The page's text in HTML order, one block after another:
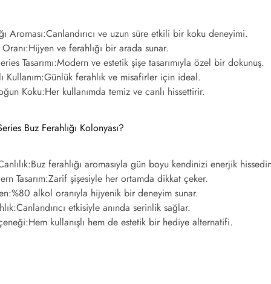
Aroması:Canlandırıcı ve uzun süre etkili bir koku deneyimi.
Hijyen ve ferahlığı bir arada sunar.
Tasarımı:Modern ve estetik şişe tasarımıyla özel bir dokunuş.
Günlük ferahlık ve misafirler için ideal.
Koku:Her kullanımda temiz ve canlı hissettirir.
Buz Ferahlığı Kolonyası?
Buz ferahlığı aromasıyla gün boyu kendinizi enerjik
Tasarım:Zarif şişesiyle her ortamda dikkat çeker.
%80 alkol oranıyla hijyenik bir deneyim sunar.
Canlandırıcı etkisiyle anında serinlik sağlar.
Hem kullanışlı hem de estetik bir hediye alternatifi.